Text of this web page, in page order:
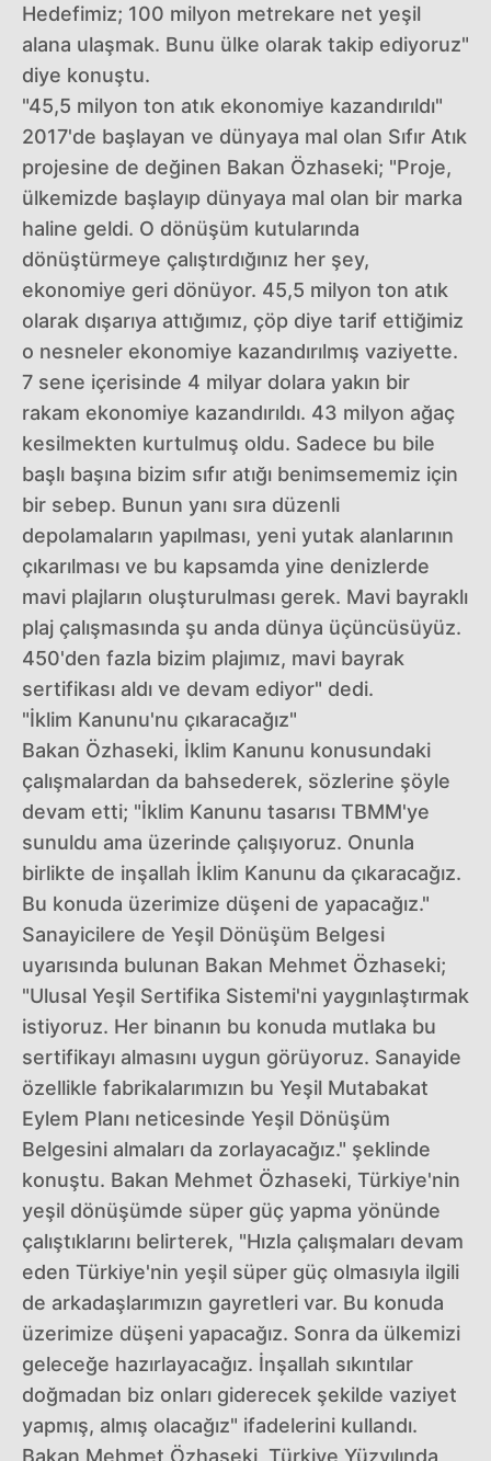
Hedefimiz; 100 milyon metrekare net yeşil
alana ulaşmak. Bunu ülke olarak takip ediyoruz"
diye konuştu.
"45,5 milyon ton atık ekonomiye kazandırıldı"
2017'de başlayan ve dünyaya mal olan Sıfır Atık
projesine de değinen Bakan Özhaseki; "Proje,
ülkemizde başlayıp dünyaya mal olan bir marka
haline geldi. O dönüşüm kutularında
dönüştürmeye çalıştırdığınız her şey,
ekonomiye geri dönüyor. 45,5 milyon ton atık
olarak dışarıya attığımız, çöp diye tarif ettiğimiz
o nesneler ekonomiye kazandırılmış vaziyette.
7 sene içerisinde 4 milyar dolara yakın bir
rakam ekonomiye kazandırıldı. 43 milyon ağaç
kesilmekten kurtulmuş oldu. Sadece bu bile
başlı başına bizim sıfır atığı benimsememiz için
bir sebep. Bunun yanı sıra düzenli
depolamaların yapılması, yeni yutak alanlarının
çıkarılması ve bu kapsamda yine denizlerde
mavi plajların oluşturulması gerek. Mavi bayraklı
plaj çalışmasında şu anda dünya üçüncüsüyüz.
450'den fazla bizim plajımız, mavi bayrak
sertifikası aldı ve devam ediyor" dedi.
"İklim Kanunu'nu çıkaracağız"
Bakan Özhaseki, İklim Kanunu konusundaki
çalışmalardan da bahsederek, sözlerine şöyle
devam etti; "İklim Kanunu tasarısı TBMM'ye
sunuldu ama üzerinde çalışıyoruz. Onunla
birlikte de inşallah İklim Kanunu da çıkaracağız.
Bu konuda üzerimize düşeni de yapacağız."
Sanayicilere de Yeşil Dönüşüm Belgesi
uyarısında bulunan Bakan Mehmet Özhaseki;
"Ulusal Yeşil Sertifika Sistemi'ni yaygınlaştırmak
istiyoruz. Her binanın bu konuda mutlaka bu
sertifikayı almasını uygun görüyoruz. Sanayide
özellikle fabrikalarımızın bu Yeşil Mutabakat
Eylem Planı neticesinde Yeşil Dönüşüm
Belgesini almaları da zorlayacağız." şeklinde
konuştu. Bakan Mehmet Özhaseki, Türkiye'nin
yeşil dönüşümde süper güç yapma yönünde
çalıştıklarını belirterek, "Hızla çalışmaları devam
eden Türkiye'nin yeşil süper güç olmasıyla ilgili
de arkadaşlarımızın gayretleri var. Bu konuda
üzerimize düşeni yapacağız. Sonra da ülkemizi
geleceğe hazırlayacağız. İnşallah sıkıntılar
doğmadan biz onları giderecek şekilde vaziyet
yapmış, almış olacağız" ifadelerini kullandı.